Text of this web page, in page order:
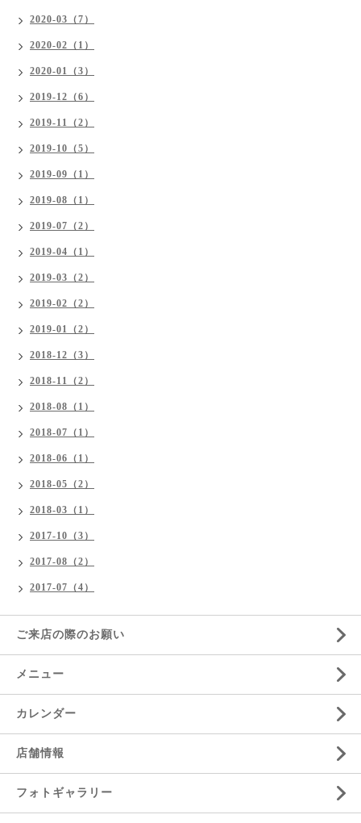
2020-03（7）
2020-02（1）
2020-01（3）
2019-12（6）
2019-11（2）
2019-10（5）
2019-09（1）
2019-08（1）
2019-07（2）
2019-04（1）
2019-03（2）
2019-02（2）
2019-01（2）
2018-12（3）
2018-11（2）
2018-08（1）
2018-07（1）
2018-06（1）
2018-05（2）
2018-03（1）
2017-10（3）
2017-08（2）
2017-07（4）
ご来店の際のお願い
メニュー
カレンダー
店舗情報
フォトギャラリー